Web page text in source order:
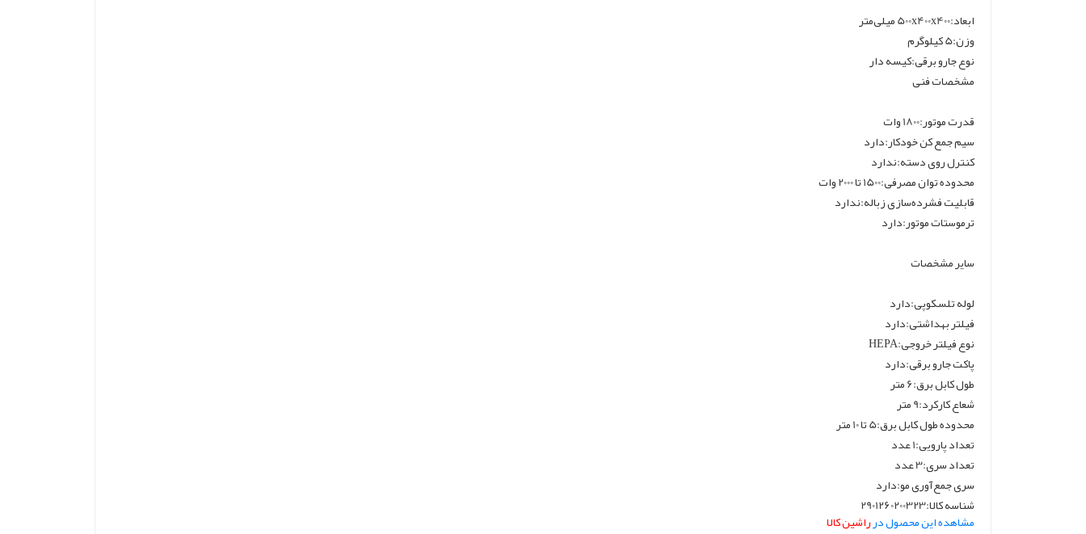
ابعاد:500x400x400 میلی‌متر
وزن:5 کیلوگرم
نوع جارو برقی:کیسه دار
مشخصات فنی
قدرت موتور:1800 وات
سیم جمع کن خودکار:دارد
کنترل روی دسته:ندارد
محدوده توان مصرفی:1500 تا 2000 وات
قابلیت فشرده‌سازی زباله:ندارد
ترموستات موتور:دارد
سایر مشخصات
لوله تلسکوپی:دارد
فیلتر بهداشتی:دارد
نوع فیلتر خروجی:HEPA
پاکت جارو برقی:دارد
طول کابل برق:6 متر
شعاع کارکرد:9 متر
محدوده طول کابل برق:5 تا 10 متر
تعداد پارویی:1 عدد
تعداد سری:3 عدد
سری جمع‌آوری مو:دارد
شناسه کالا:2901260200323
مشاهده این محصول درراشین کالا